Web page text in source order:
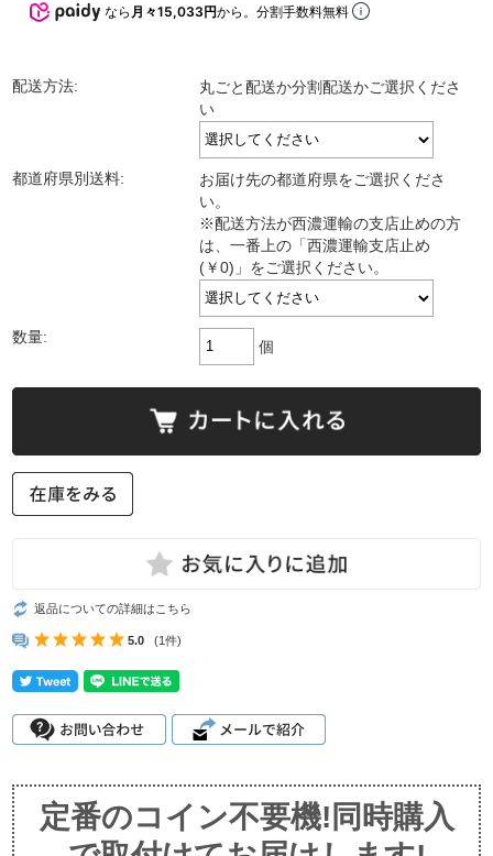
なら 月々15,033円から。分割手数料無料
配送方法:
丸ごと配送か分割配送かご選択くださ
い
都道府県別送料:
お届け先の都道府県をご選択くださ
い。
※配送方法が西濃運輸の支店止めの方
は、一番上の「西濃運輸支店止め
(￥0)」をご選択ください。
数量:
個
返品についての詳細はこちら
5.0 (1件)
定番のコイン不要機!同時購入